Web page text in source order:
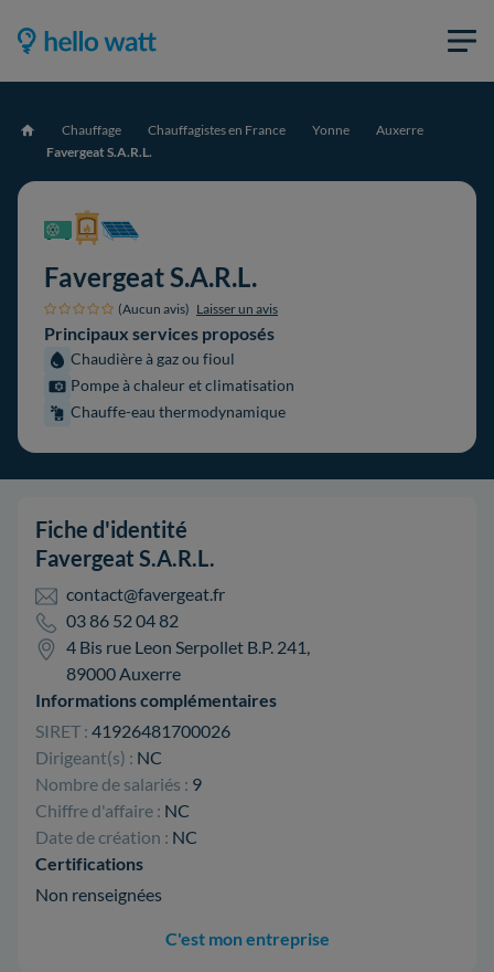
Accueil Chauffage Chauffagistes en France Yonne
Auxerre
Favergeat S.A.R.L.
Favergeat S.A.R.L.
(Aucun avis) Laisser un avis
Principaux services proposés
Chaudière à gaz ou fioul
Pompe à chaleur et climatisation
Chauffe-eau thermodynamique
Fiche d'identité
Favergeat S.A.R.L.
contact@favergeat.fr
03 86 52 04 82
4 Bis rue Leon Serpollet B.P. 241,
89000 Auxerre
Informations complémentaires
SIRET : 41926481700026
Dirigeant(s) : NC
Nombre de salariés : 9
Chiffre d'affaire : NC
Date de création : NC
Certifications
Non renseignées
C'est mon entreprise